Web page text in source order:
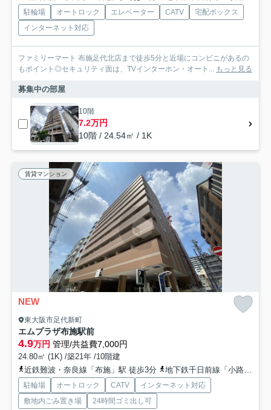
駐輪場 オートロック エレベーター CATV
宅配ボックス
インターネット対応
ファミリーマート 布施足代北店まで徒歩5分と近場にコンビニがあるの
もポイント◎セキュリティ面は、TVインターホン・オート... もっと見る
募集中の部屋
10階
7.2万円
10階 / 24.54㎡ / 1K
賃貸マンション
NEW
東大阪市足代新町
エムプラザ布施駅前
4.9万円 管理/共益費7,000円
24.80㎡ (1K) /築21年 /10階建
近鉄難波・奈良線「布施」駅 徒歩3分
地下鉄千日前線「小路」駅 徒歩8分
駐輪場 オートロック CATV
インターネット対応
敷地内ごみ置き場
24時間ゴミ出し可